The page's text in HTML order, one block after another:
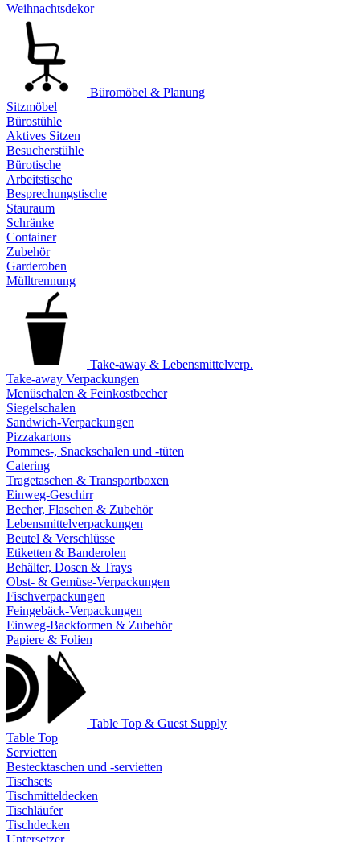
Weihnachtsdekor
Büromöbel & Planung
Sitzmöbel
Bürostühle
Aktives Sitzen
Besucherstühle
Bürotische
Arbeitstische
Besprechungstische
Stauraum
Schränke
Container
Zubehör
Garderoben
Mülltrennung
Take-away & Lebensmittelverp.
Take-away Verpackungen
Menüschalen & Feinkostbecher
Siegelschalen
Sandwich-Verpackungen
Pizzakartons
Pommes-, Snackschalen und -tüten
Catering
Tragetaschen & Transportboxen
Einweg-Geschirr
Becher, Flaschen & Zubehör
Lebensmittelverpackungen
Beutel & Verschlüsse
Etiketten & Banderolen
Behälter, Dosen & Trays
Obst- & Gemüse-Verpackungen
Fischverpackungen
Feingebäck-Verpackungen
Einweg-Backformen & Zubehör
Papiere & Folien
Table Top & Guest Supply
Table Top
Servietten
Bestecktaschen und -servietten
Tischsets
Tischmitteldecken
Tischläufer
Tischdecken